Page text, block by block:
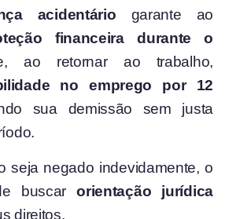
acidentário garante ao
financeira durante o
ao retornar ao trabalho,
no emprego por 12
sua demissão sem justa
seja negado indevidamente, o
buscarorientação jurídica
direitos.